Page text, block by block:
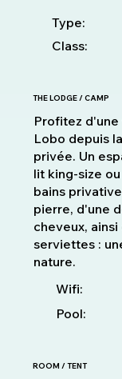
Type:
Class:
THE LODGE / CAMP
Profitez
Lobo depuis
privée. Un
lit king-size
bains
pierre, d'une
cheveux,
serviettes :
nature.
Wifi:
Pool:
ROOM / TENT